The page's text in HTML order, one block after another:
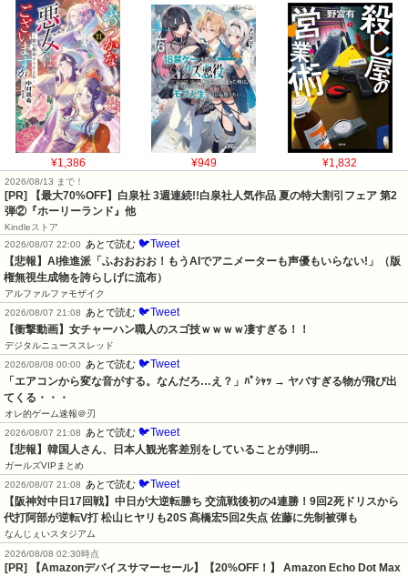
¥1,386 ¥949 ¥1,832
2026/08/13 まで！
[PR] 【最大70%OFF】白泉社 3週連続!!白泉社人気作品 夏の特大割引フェア 第2
弾②『ホーリーランド』他
Kindleストア
2026/08/07 22:00
あとで読む 🐦Tweet
【悲報】AI推進派「ふおおおお！もうAIでアニメーターも声優もいらない!」（版
権無視生成物を誇らしげに流布）
アルファルファモザイク
2026/08/07 21:08
あとで読む 🐦Tweet
【衝撃動画】女チャーハン職人のスゴ技ｗｗｗｗ凄すぎる！！
デジタルニューススレッド
2026/08/08 00:00
あとで読む 🐦Tweet
「エアコンから変な音がする。なんだろ…え？」ﾊﾟｼｬｯ → ヤバすぎる物が飛び出
てくる・・・
オレ的ゲーム速報＠刃
2026/08/07 21:08
あとで読む 🐦Tweet
【悲報】韓国人さん、日本人観光客差別をしていることが判明...
ガールズVIPまとめ
2026/08/07 21:08
あとで読む 🐦Tweet
【阪神対中日17回戦】中日が大逆転勝ち 交流戦後初の4連勝！9回2死ドリスから
代打阿部が逆転V打 松山ヒヤリも20S 髙橋宏5回2失点 佐藤に先制被弾も
なんじぇいスタジアム
2026/08/08 02:30時点
[PR] 【Amazonデバイスサマーセール】【20%OFF！】 Amazon Echo Dot Max